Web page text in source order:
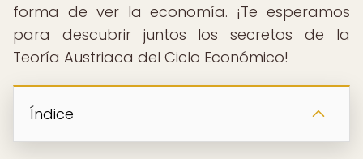
forma de ver la economía. ¡Te esperamos
para descubrir juntos los secretos de la
Teoría Austriaca del Ciclo Económico!
Índice